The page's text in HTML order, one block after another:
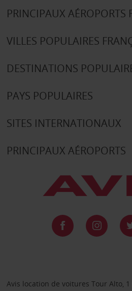
PRINCIPAUX AÉROPORTS
VILLES POPULAIRES
DESTINATIONS
PAYS POPULAIRES
SITES INTERNATIONAUX
PRINCIPAUX AÉROPORTS
Avis location de voitures Tour Alto,